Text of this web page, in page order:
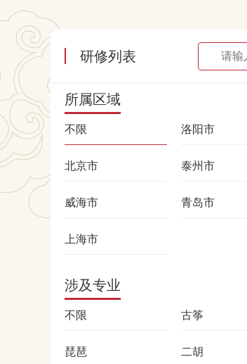
研修列表
所属区域
不限 洛阳市
北京市 泰州市
威海市 青岛市
上海市
涉及专业
不限 古筝
琵琶 二胡